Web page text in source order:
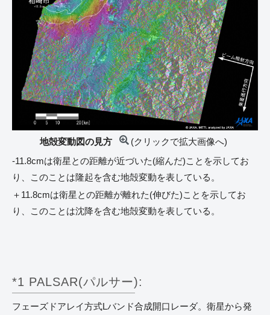
地殻変動図の見方
(クリックで拡大画像へ)
-11.8cmは衛星との距離が近づいた(縮んだ)ことを示してお
り、このことは隆起を含む地殻変動を表している。
＋11.8cmは衛星との距離が離れた(伸びた)ことを示してお
り、このことは沈降を含む地殻変動を表している。
*1 PALSAR(パルサー):
フェーズドアレイ方式Lバンド合成開口レーダ。衛星から発